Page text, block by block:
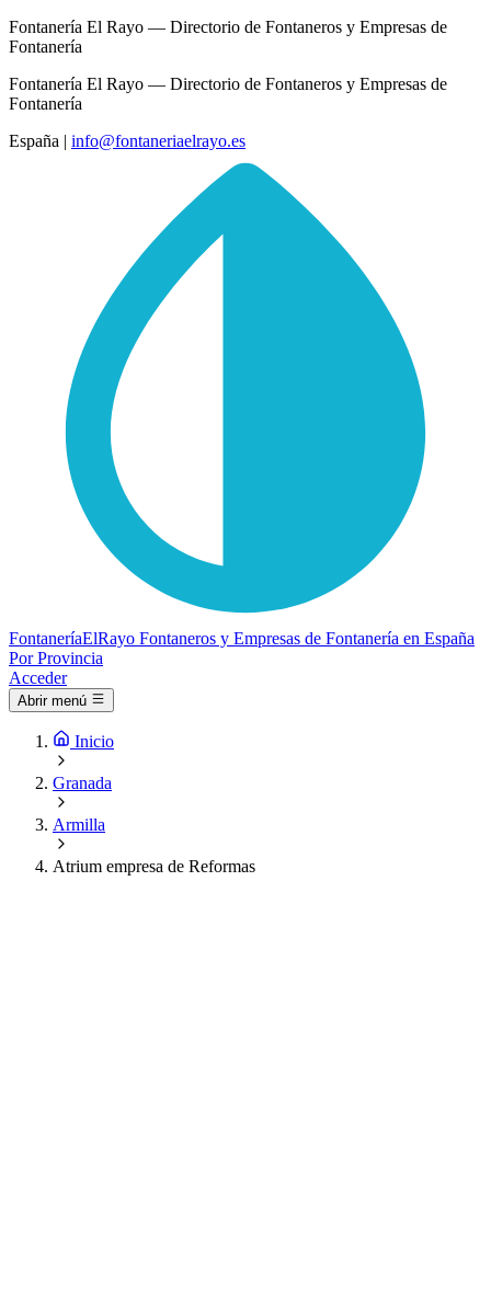
Fontanería El Rayo — Directorio de Fontaneros y Empresas de
Fontanería
Fontanería El Rayo — Directorio de Fontaneros y Empresas de
Fontanería
España | info@fontaneriaelrayo.es
FontaneríaElRayo Fontaneros y Empresas de Fontanería en España
Por Provincia
Acceder
Abrir menú
Inicio
Granada
Armilla
Atrium empresa de Reformas